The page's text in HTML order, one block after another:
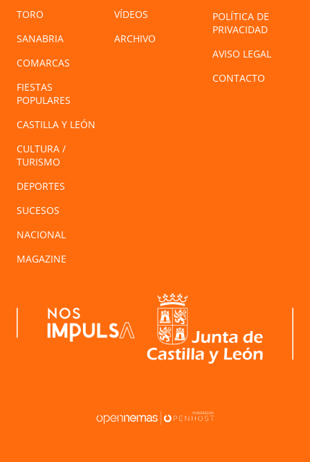
TORO
SANABRIA
COMARCAS
FIESTAS
POPULARES
CASTILLA Y LEÓN
CULTURA /
TURISMO
DEPORTES
SUCESOS
NACIONAL
MAGAZINE
VÍDEOS
ARCHIVO
POLÍTICA DE
PRIVACIDAD
AVISO LEGAL
CONTACTO